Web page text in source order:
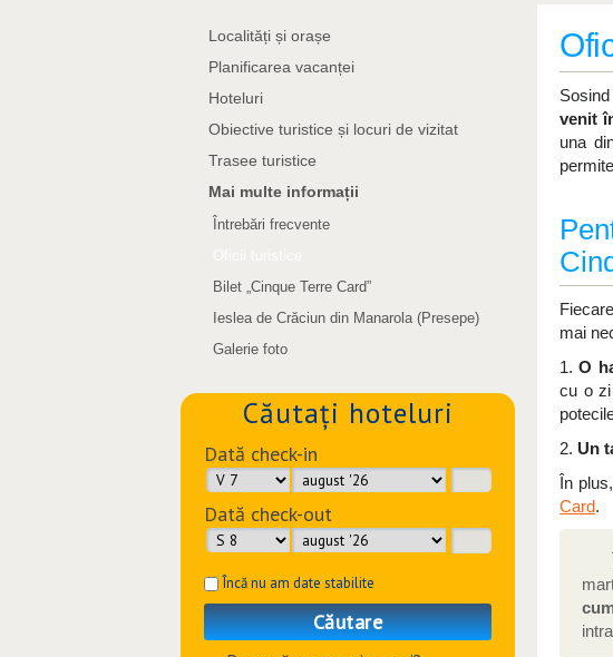
venit
una
mai
1.O
cu o zi
2. Un
În
Card.
Localități și orașe
Planificarea vacanței
Hoteluri
Obiective turistice și locuri de vizitat
Trasee turistice
Mai multe informații
Întrebări frecvente
Bilet „Cinque Terre Card”
Ieslea de Crăciun din Manarola (Presepe)
Galerie foto
Căutați hoteluri
Dată check-in
Dată check-out
Încă nu am date stabilite
Căutare